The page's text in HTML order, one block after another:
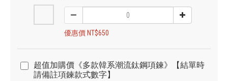
優惠價 NT$650
超值加購價《多款韓系潮流鈦鋼項鍊》【結單時
請備註項鍊款式數字】